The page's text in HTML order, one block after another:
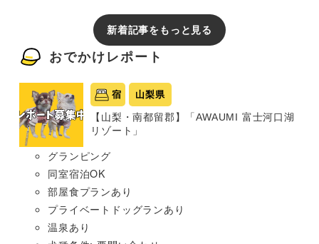
新着記事をもっと見る
おでかけレポート
宿 山梨県
【山梨・南都留郡】「AWAUMI 富士河口湖
リゾート」
グランピング
同室宿泊OK
部屋食プランあり
プライベートドッグランあり
温泉あり